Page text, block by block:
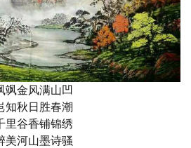
飒金风满山凹
知秋日胜春潮
里谷香铺锦绣
美河山墨诗骚